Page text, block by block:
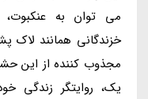
می توان به عنکبوت،
مجذوب کننده از این
یک، روایتگر زندگی